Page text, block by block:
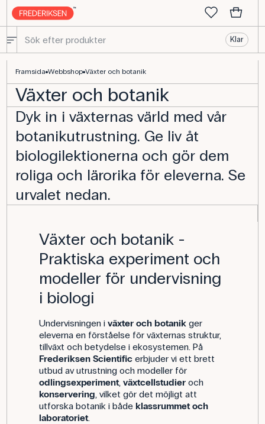
Klar
Framsida Webbshop Växter och botanik
Växter och botanik
Dyk in i växternas värld med vår
botanikutrustning. Ge liv åt
biologilektionerna och gör dem
roliga och lärorika för eleverna. Se
urvalet nedan.
Växter och botanik -
Praktiska experiment och
modeller för undervisning
i biologi
Undervisningen i växter och botanikger
eleverna en förståelse för växternas struktur,
tillväxt och betydelse i ekosystemen. På
Frederiksen Scientificerbjuder vi ett brett
utbud av utrustning och modeller för
odlingsexperiment, växtcellstudieroch
konservering, vilket gör det möjligt att
utforska botanik i både klassrummet och
laboratoriet.